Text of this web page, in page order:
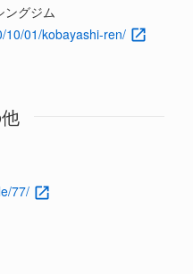
ングジム
10/01/kobayashi-ren/
77/